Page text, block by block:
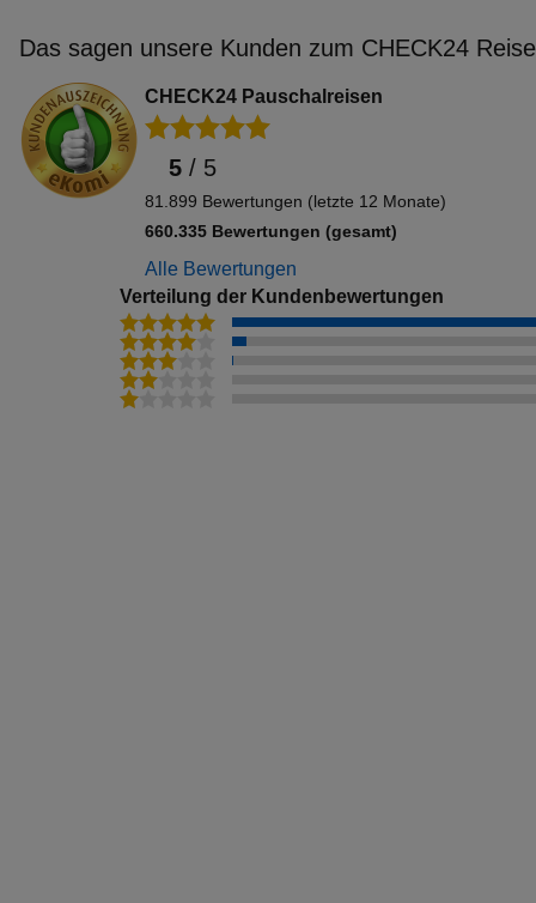
Das sagen unsere Kunden zum CHECK24
CHECK24 Pauschalreisen
5 / 5
81.899 Bewertungen (letzte 12 Monate)
660.335 Bewertungen (gesamt)
Alle Bewertungen
Verteilung der Kundenbewertungen